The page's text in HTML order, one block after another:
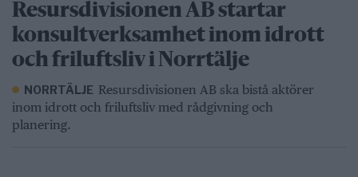
Resursdivisionen AB startar
konsultverksamhet inom idrott
och friluftsliv i Norrtälje
NORRTÄLJE Resursdivisionen AB ska bistå aktörer
inom idrott och friluftsliv med rådgivning och
planering.